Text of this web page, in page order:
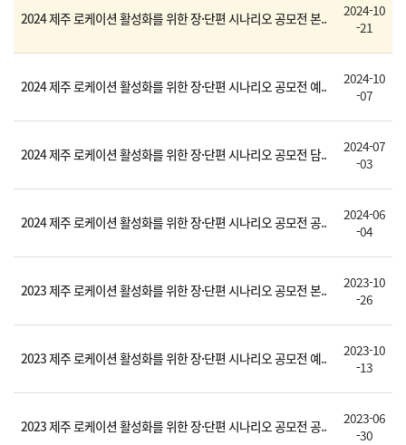
2024 제주 로케이션 활성화를 위한 장·단편 시나리오 공모전 본..
2024-10
-21
2024 제주 로케이션 활성화를 위한 장·단편 시나리오 공모전 예..
2024-10
-07
2024 제주 로케이션 활성화를 위한 장·단편 시나리오 공모전 담..
2024-07
-03
2024 제주 로케이션 활성화를 위한 장·단편 시나리오 공모전 공..
2024-06
-04
2023 제주 로케이션 활성화를 위한 장·단편 시나리오 공모전 본..
2023-10
-26
2023 제주 로케이션 활성화를 위한 장·단편 시나리오 공모전 예..
2023-10
-13
2023 제주 로케이션 활성화를 위한 장·단편 시나리오 공모전 공..
2023-06
-30